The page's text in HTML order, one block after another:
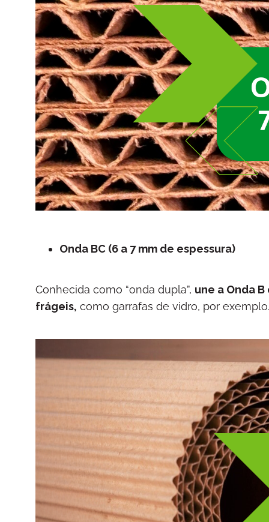
Onda BC (6 a 7 mm de espessura)
Conhecida como “onda dupla”, une a Onda B
frágeis, como garrafas de vidro, por exemplo.